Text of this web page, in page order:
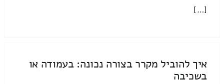
[…]
איך להוביל מקרר בצורה נכונה: בעמודה או
בשכיבה